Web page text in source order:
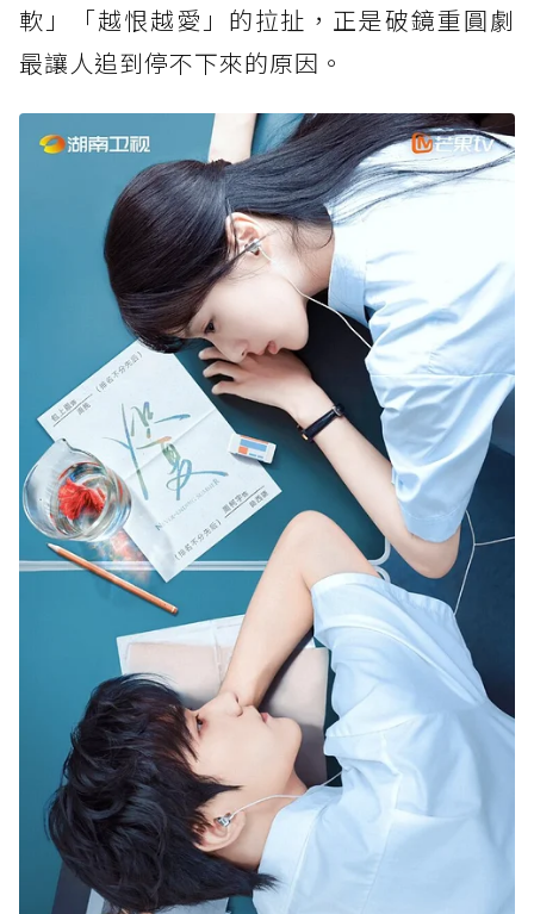
軟」「越恨越愛」的拉扯，正是破鏡重圓劇
最讓人追到停不下來的原因。